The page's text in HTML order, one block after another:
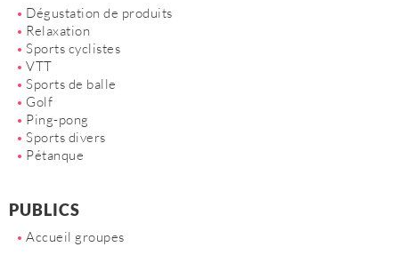
Dégustation de produits
Relaxation
Sports cyclistes
VTT
Sports de balle
Golf
Ping-pong
Sports divers
Pétanque
PUBLICS
Accueil groupes